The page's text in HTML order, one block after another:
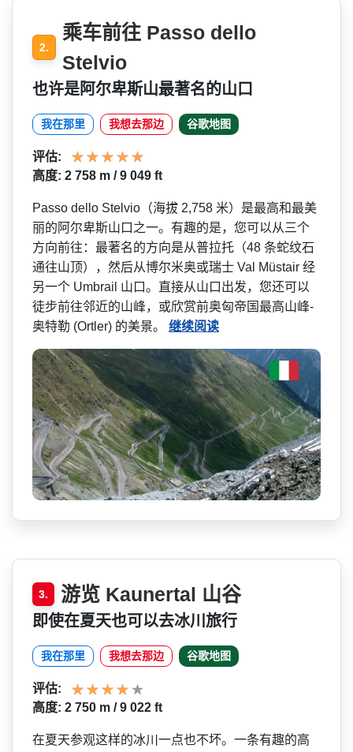
2.
乘车前往 Passo dello
Stelvio
也许是阿尔卑斯山最著名的山口
我在那里 我想去那边 谷歌地图
评估:
高度: 2 758 m / 9 049 ft
Passo dello Stelvio（海拔 2,758 米）是最高和最美
丽的阿尔卑­斯山口之一。有趣的是，您可以从三个
方向前往：最著­名的方向是从普拉托（48 条蛇纹石
通往山顶），然后从­博尔米奥或瑞士 Val Müstair 经
另一个 Umbrail 山口。直接从山口出发，您还­可以
徒步前往邻近的山峰，或欣赏前奥匈帝国最高山峰­
奥特勒 (Ortler) 的美景。 继续阅读
3. 游览 Kaunertal 山谷
即使在夏天也可以去冰川旅行
我在那里 我想去那边 谷歌地图
评估:
高度: 2 750 m / 9 022 ft
在夏天参观这样的冰川一点也­不坏。一条有趣的高